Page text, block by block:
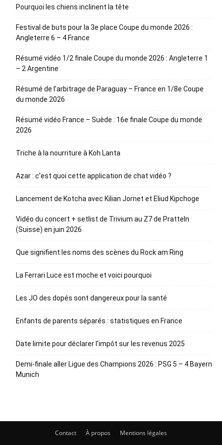
Pourquoi les chiens inclinent la tête
Festival de buts pour la 3e place Coupe du monde 2026 :
Angleterre 6 – 4 France
Résumé vidéo 1/2 finale Coupe du monde 2026 : Angleterre 1
– 2 Argentine
Résumé de l’arbitrage de Paraguay – France en 1/8e Coupe
du monde 2026
Résumé vidéo France – Suède : 16e finale Coupe du monde
2026
Triche à la nourriture à Koh Lanta
Azar : c’est quoi cette application de chat vidéo ?
Lancement de Kotcha avec Kilian Jornet et Eliud Kipchoge
Vidéo du concert + setlist de Trivium au Z7 de Pratteln
(Suisse) en juin 2026
Que signifient les noms des scènes du Rock am Ring
La Ferrari Luce est moche et voici pourquoi
Les JO des dopés sont dangereux pour la santé
Enfants de parents séparés : statistiques en France
Date limite pour déclarer l’impôt sur les revenus 2025
Demi-finale aller Ligue des Champions 2026 : PSG 5 – 4 Bayern
Munich
Contact À propos Mentions légales